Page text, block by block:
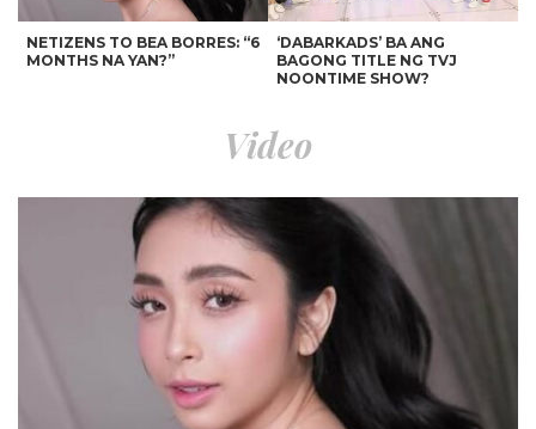
NETIZENS TO BEA BORRES: “6
MONTHS NA YAN?”
‘DABARKADS’ BA ANG
BAGONG TITLE NG TVJ
NOONTIME SHOW?
ELIAS MAY FATHER’S DAY
GIFT KAY JOHN LLOYD CRUZ
SA ISANG EMOSYONAL NA
JOHN LLOYD CRUZ
MAGIGING ‘KAPUSO’ NA NGA
BA?
Video